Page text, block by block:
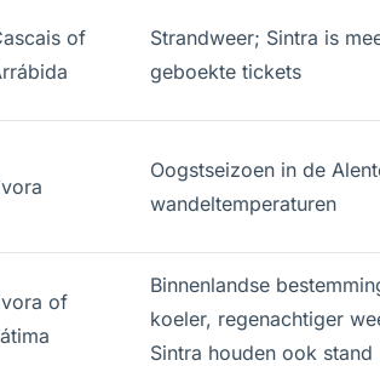
of
Strandweer; Sintra is
geboekte tickets
Oogstseizoen in de
wandeltemperaturen
of
Binnenlandse
koeler, regenachtiger
Sintra houden ook stand